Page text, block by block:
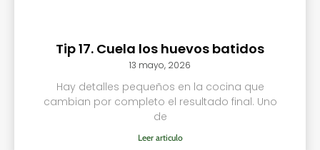
Tip 17. Cuela los huevos batidos
13 mayo, 2026
Hay detalles pequeños en la cocina que
cambian por completo el resultado final. Uno
de
Leer articulo